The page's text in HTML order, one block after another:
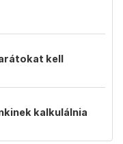
kell
kalkulálnia